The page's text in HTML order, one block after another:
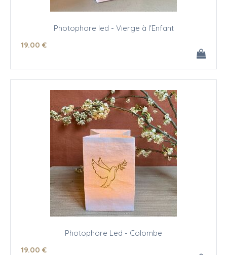
Photophore led - Vierge à l'Enfant
19.00 €
Photophore Led - Colombe
19.00 €